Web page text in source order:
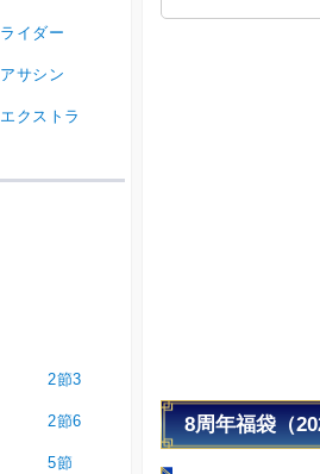
8周年福袋（
ライダー
アサシン
エクストラ
2節3
2節6
5節